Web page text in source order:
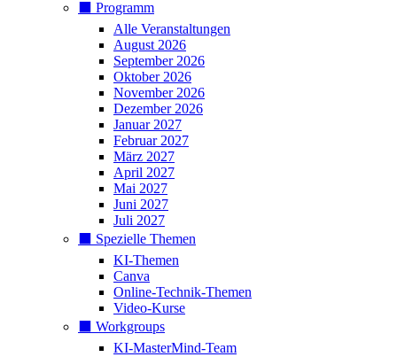
⬛️ Programm
Alle Veranstaltungen
August 2026
September 2026
Oktober 2026
November 2026
Dezember 2026
Januar 2027
Februar 2027
März 2027
April 2027
Mai 2027
Juni 2027
Juli 2027
⬛️ Spezielle Themen
KI-Themen
Canva
Online-Technik-Themen
Video-Kurse
⬛️ Workgroups
KI-MasterMind-Team